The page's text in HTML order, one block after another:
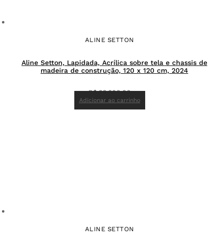
ALINE SETTON
Aline Setton, Lapidada, Acrílica sobre tela e chassis de
madeira de construção, 120 x 120 cm, 2024
R$23.800,00
Adicionar ao carrinho
ALINE SETTON